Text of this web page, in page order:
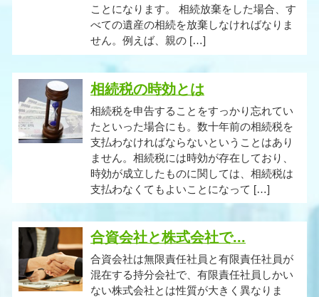
ことになります。 相続放棄をした場合、す
べての遺産の相続を放棄しなければなりま
せん。例えば、親の […]
相続税の時効とは
相続税を申告することをすっかり忘れてい
たといった場合にも。数十年前の相続税を
支払わなければならないということはあり
ません。相続税には時効が存在しており、
時効が成立したものに関しては、相続税は
支払わなくてもよいことになって […]
合資会社と株式会社で...
合資会社は無限責任社員と有限責任社員が
混在する持分会社で、有限責任社員しかい
ない株式会社とは性質が大きく異なりま